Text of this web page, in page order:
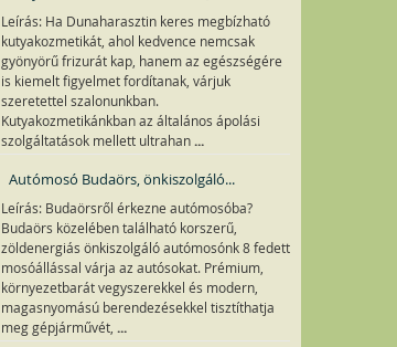
Leírás: Ha Dunaharasztin keres megbízható
kutyakozmetikát, ahol kedvence nemcsak
gyönyörű frizurát kap, hanem az egészségére
is kiemelt figyelmet fordítanak, várjuk
szeretettel szalonunkban.
Kutyakozmetikánkban az általános ápolási
szolgáltatások mellett ultrahan ...
Autómosó Budaörs, önkiszolgáló...
Leírás: Budaörsről érkezne autómosóba?
Budaörs közelében található korszerű,
zöldenergiás önkiszolgáló autómosónk 8 fedett
mosóállással várja az autósokat. Prémium,
környezetbarát vegyszerekkel és modern,
magasnyomású berendezésekkel tisztíthatja
meg gépjárművét, ...